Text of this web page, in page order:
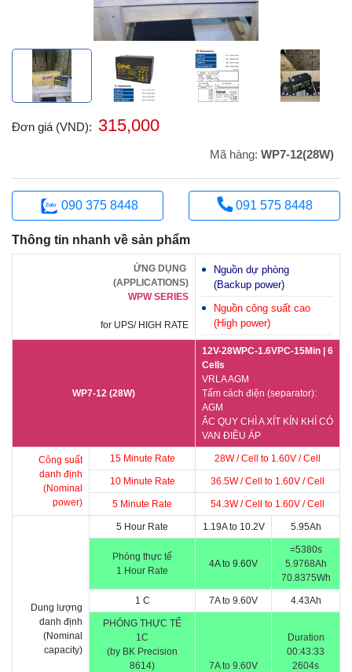
Đơn giá (VND): 315,000
Mã hàng: WP7-12(28W)
090 375 8448 091 575 8448
Thông tin nhanh về sản phẩm
ỨNG DỤNG
(APPLICATIONS)
WPW SERIES
for UPS/ HIGH RATE
Nguồn dự phòng
(Backup power)
Nguồn công suất cao
(High power)
WP7-12 (28W)
12V-28WPC-1.6VPC-15Min | 6
Cells
VRLA AGM
Tấm cách điện (separator):
AGM
ẮC QUY CHÌ A XÍT KÍN KHÍ CÓ
VAN ĐIỀU ÁP
Công suất
danh định
(Nominal
power)
15 Minute Rate 28W / Cell to 1.60V / Cell
10 Minute Rate 36.5W / Cell to 1.60V / Cell
5 Minute Rate 54.3W / Cell to 1.60V / Cell
Dung lượng
danh định
(Nominal
capacity)
5 Hour Rate 1.19A to 10.2V 5.95Ah
Phóng thực tế
1 Hour Rate
4A to 9.60V
=5380s
5.9768Ah
70.8375Wh
1 C 7A to 9.60V 4.43Ah
PHÓNG THỰC TẾ
1C
(by BK Precision
8614)
7A to 9.60V
Duration
00:43:33
2604s